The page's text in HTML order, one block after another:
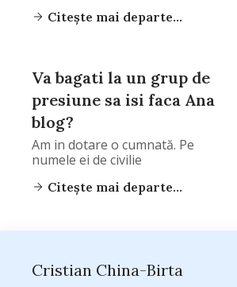
Citește mai departe...
Va bagati la un grup de
presiune sa isi faca Ana
blog?
Am in dotare o cumnată. Pe
numele ei de civilie
Citește mai departe...
Cristian China-Birta